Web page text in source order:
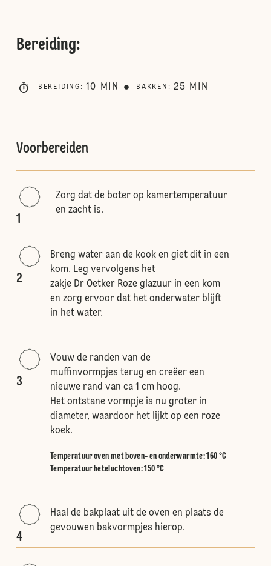
Bereiding:
BEREIDING : 10 MIN BAKKEN : 25 MIN
Voorbereiden
1
Zorg dat de boter op kamertemperatuur
en zacht is.
2
Breng water aan de kook en giet dit in een
kom. Leg vervolgens het
zakje Dr Oetker Roze glazuur in een kom
en zorg ervoor dat het onderwater blijft
in het water.
3
Vouw de randen van de
muffinvormpjes terug en creëer een
nieuwe rand van ca 1 cm hoog.
Het ontstane vormpje is nu groter in
diameter, waardoor het lijkt op een roze
koek.
Temperatuur oven met boven- en onderwarmte:160 °C
Temperatuur heteluchtoven:150 °C
4
Haal de bakplaat uit de oven en plaats de
gevouwen bakvormpjes hierop.